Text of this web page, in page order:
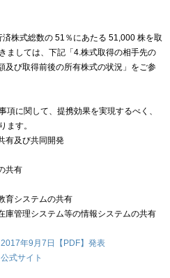
株式総数の 51％にあたる 51,000 株を取
ましては、下記「4.株式取得の相手先の
及び取得前後の所有株式の状況」をご参
項に関して、提携効果を実現するべく、
ます。
有及び共同開発
共有
育システムの共有
庫管理システム等の情報システムの共有
年9月7日【PDF】発表
式サイト